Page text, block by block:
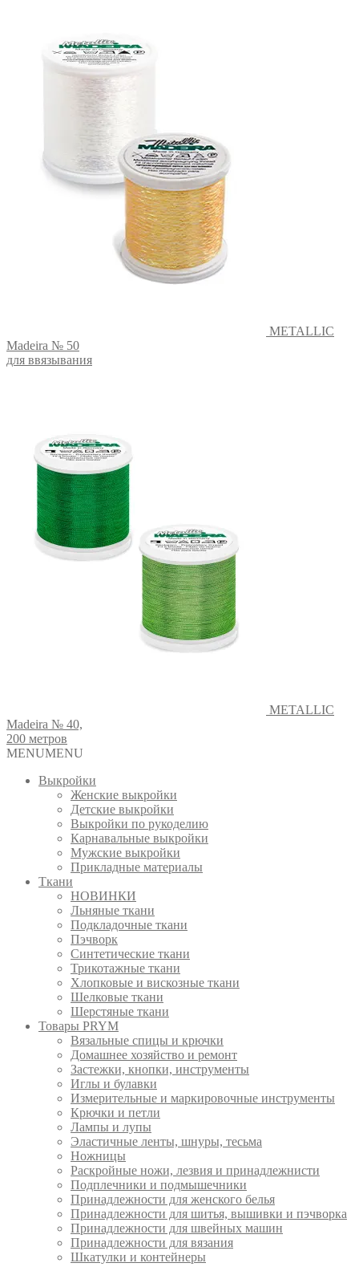
METALLIC
Madeira № 50
для ввязывания
METALLIC
Madeira № 40,
200 метров
MENUMENU
Выкройки
Женские выкройки
Детские выкройки
Выкройки по рукоделию
Карнавальные выкройки
Мужские выкройки
Прикладные материалы
Ткани
НОВИНКИ
Льняные ткани
Подкладочные ткани
Пэчворк
Синтетические ткани
Трикотажные ткани
Хлопковые и вискозные ткани
Шелковые ткани
Шерстяные ткани
Товары PRYM
Вязальные спицы и крючки
Домашнее хозяйство и ремонт
Застежки, кнопки, инструменты
Иглы и булавки
Измерительные и маркировочные инструменты
Крючки и петли
Лампы и лупы
Эластичные ленты, шнуры, тесьма
Ножницы
Раскройные ножи, лезвия и принадлежнисти
Подплечники и подмышечники
Принадлежности для женского белья
Принадлежности для шитья, вышивки и пэчворка
Принадлежности для швейных машин
Принадлежности для вязания
Шкатулки и контейнеры